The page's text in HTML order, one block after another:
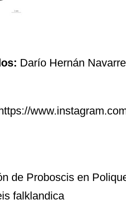
Darío Hernán
de Proboscis en
falklandica